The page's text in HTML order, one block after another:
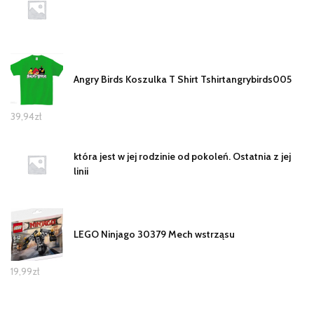
Angry Birds Koszulka T Shirt Tshirtangrybirds005
39,94zł
która jest w jej rodzinie od pokoleń. Ostatnia z jej
linii
LEGO Ninjago 30379 Mech wstrząsu
19,99zł